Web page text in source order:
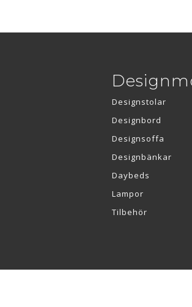
Designstolar
Designbord
Designsoffa
Designbänkar
Daybeds
Lampor
Tilbehör